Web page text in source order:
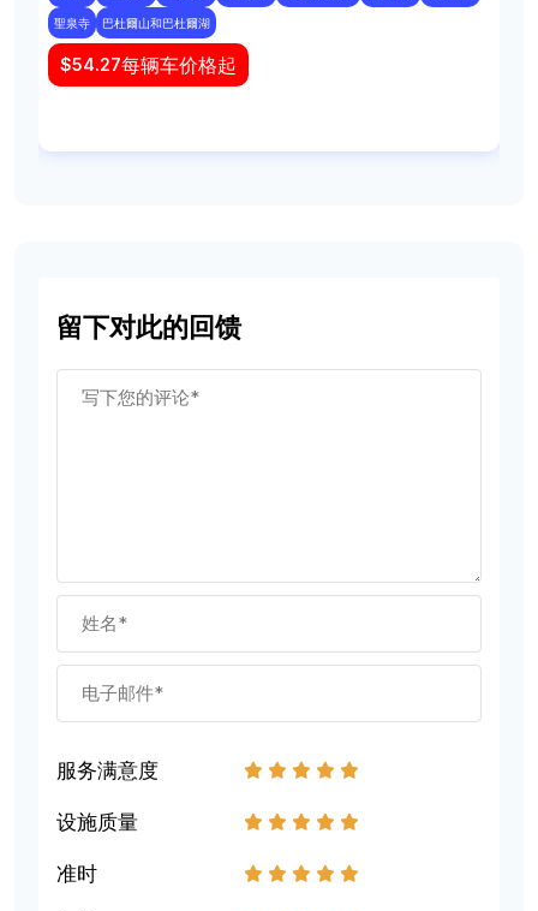
聖泉寺 巴杜爾山和巴杜爾湖
$54.27每辆车价格起
留下对此的回馈
服务满意度 5
4
3
2
设施质量 5
4
3
2
准时 5
4
3
2